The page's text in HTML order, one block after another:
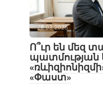
28.03.2026
Ո՞ւր են մեզ
պատմության
«Փաստ»